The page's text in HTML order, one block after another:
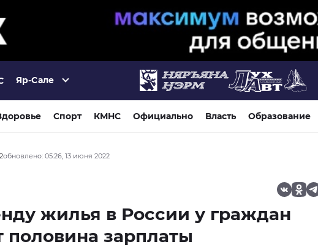
Яр-Сале
Спорт КМНС Официально Власть Образование
обновлено: 05:26, 13 июня 2022
жилья в России у граждан
половина зарплаты